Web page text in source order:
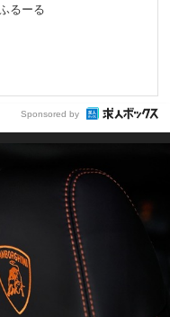
るーる
Sponsored by